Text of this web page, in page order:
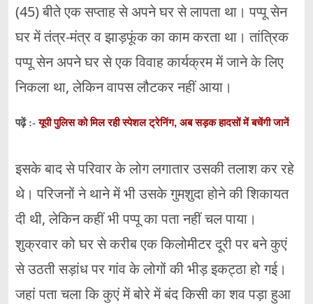
(45) बीते एक सप्ताह से अपने घर से लापता था। पप्पू सेन
घर में तंत्र-मंत्र व झाड़फूंक का काम करता था। तांत्रिक
पप्पू सेन अपने घर से एक विवाह कार्यक्रम में जाने के लिए
निकला था, लेकिन वापस लौटकर नहीं आया।
पढ़ें :-यूपी पुलिस को मिल रही स्पेशल ट्रेनिंग, अब सड़क हादसों में बचेंगी जानें
इसके बाद से परिवार के लोग लगातार उसकी तलाश कर रहे
थे। परिजनों ने थाने में भी उसके गुमशुदा होने की शिकायत
दी थी, लेकिन कहीं भी पप्पू का पता नहीं चल पाया।
शुक्रवार को घर से करीब एक किलोमीटर दूरी पर बने कुएं
से उठती सड़ांध पर गांव के लोगों की भीड़ इकट्ठा हो गई।
जहां पता चला कि कुएं में बोरे में बंद किसी का शव पड़ा हुआ